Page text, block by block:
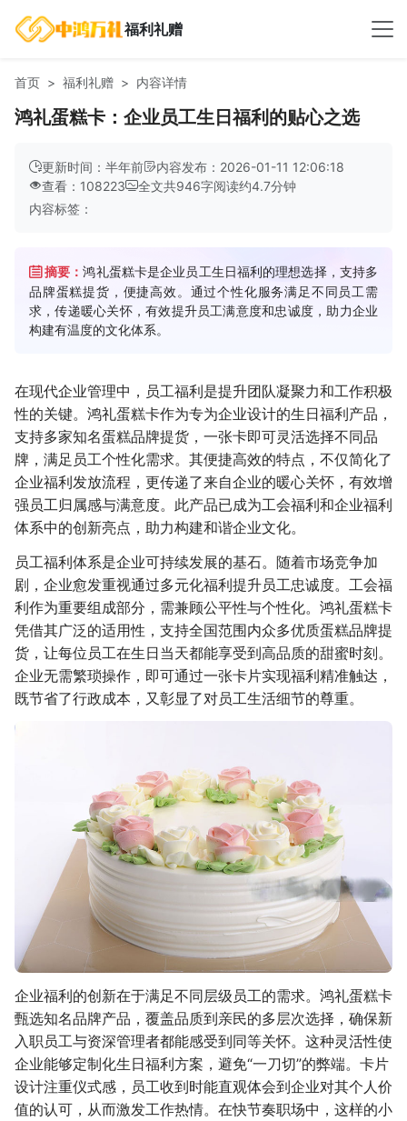
福利礼赠
首页 福利礼赠 内容详情
鸿礼蛋糕卡：企业员工生日福利的贴心之选
更新时间：半年前
内容发布：2026-01-11 12:06:18
查看：108223
全文共946字阅读约4.7分钟
内容标签：
摘要：鸿礼蛋糕卡是企业员工生日福利的理想选择，支持多
品牌蛋糕提货，便捷高效。通过个性化服务满足不同员工需
求，传递暖心关怀，有效提升员工满意度和忠诚度，助力企业
构建有温度的文化体系。
在现代企业管理中，员工福利是提升团队凝聚力和工作积极
性的关键。鸿礼蛋糕卡作为专为企业设计的生日福利产品，
支持多家知名蛋糕品牌提货，一张卡即可灵活选择不同品
牌，满足员工个性化需求。其便捷高效的特点，不仅简化了
企业福利发放流程，更传递了来自企业的暖心关怀，有效增
强员工归属感与满意度。此产品已成为工会福利和企业福利
体系中的创新亮点，助力构建和谐企业文化。
员工福利体系是企业可持续发展的基石。随着市场竞争加
剧，企业愈发重视通过多元化福利提升员工忠诚度。工会福
利作为重要组成部分，需兼顾公平性与个性化。鸿礼蛋糕卡
凭借其广泛的适用性，支持全国范围内众多优质蛋糕品牌提
货，让每位员工在生日当天都能享受到高品质的甜蜜时刻。
企业无需繁琐操作，即可通过一张卡片实现福利精准触达，
既节省了行政成本，又彰显了对员工生活细节的尊重。
企业福利的创新在于满足不同层级员工的需求。鸿礼蛋糕卡
甄选知名品牌产品，覆盖品质到亲民的多层次选择，确保新
入职员工与资深管理者都能感受到同等关怀。这种灵活性使
企业能够定制化生日福利方案，避免“一刀切”的弊端。卡片
设计注重仪式感，员工收到时能直观体会到企业对其个人价
值的认可，从而激发工作热情。在快节奏职场中，这样的小